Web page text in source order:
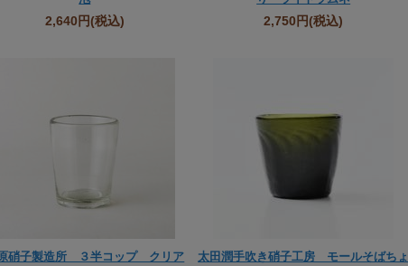
2,640円(税込) 2,750円(税込)
硝子製造所 ３半コップ クリア
太田潤手吹き硝子工房 モールそばちょ